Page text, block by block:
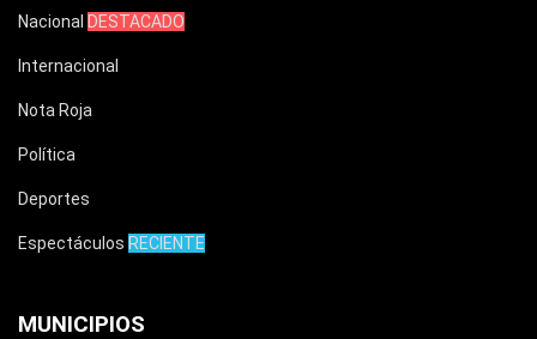
Nacional DESTACADO
Internacional
Nota Roja
Política
Deportes
Espectáculos RECIENTE
MUNICIPIOS